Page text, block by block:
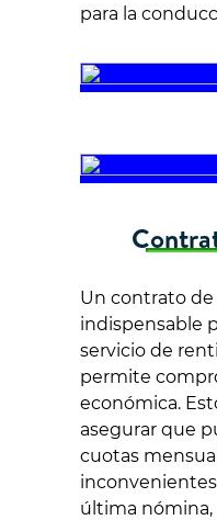
para la
Un contrato de
indispensable
servicio de
permite
económica.
asegurar que
cuotas
última nómina,